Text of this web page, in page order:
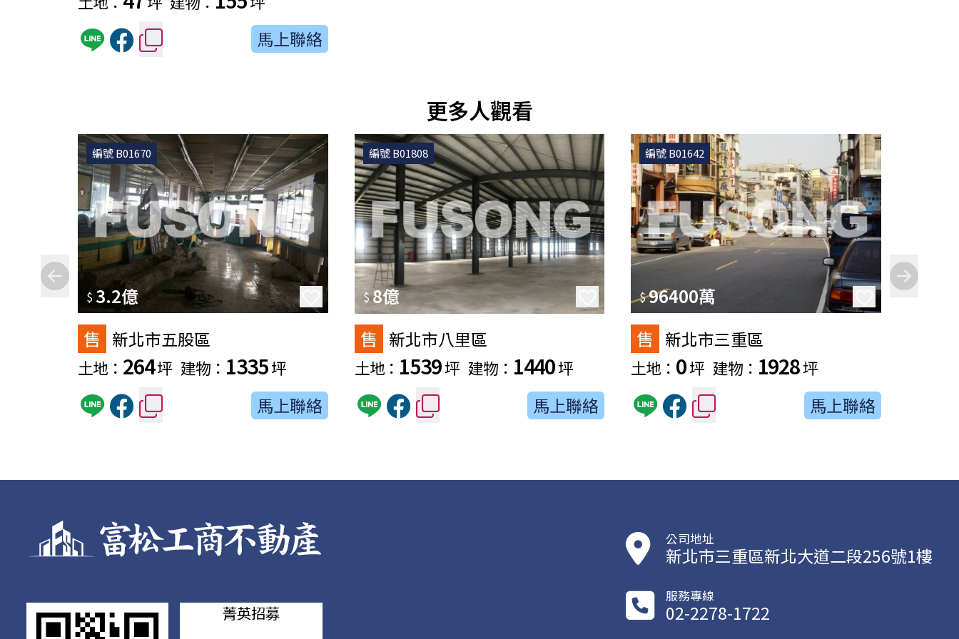
馬上聯絡
更多人觀看
編號 B01670
$ 3.2億
售 新北市五股區
土地： 264坪 建物： 1335坪
馬上聯絡
編號 B01808
$8億
售 新北市八里區
土地： 1539坪 建物： 1440坪
馬上聯絡
編號 B01642
$96400萬
售 新北市三重區
土地： 0坪 建物： 1928坪
馬上聯絡
菁英招募
公司地址
新北市三重區新北大道二段256號1樓
服務專線
02-2278-1722